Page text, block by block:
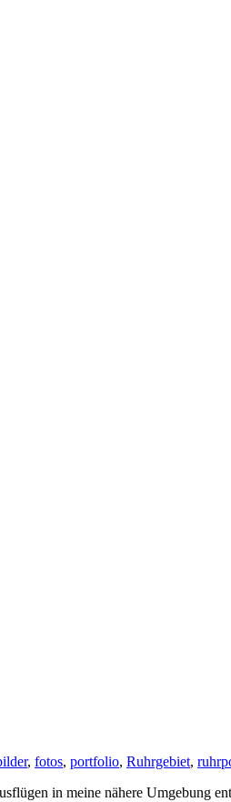
, fotos, portfolio, Ruhrgebiet,
in meine nähere Umgebung